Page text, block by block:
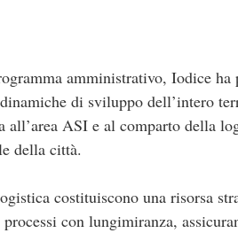
amministrativo, Iodice ha
di sviluppo dell’intero
all’area ASI e al comparto della
della città.
costituiscono una risorsa
con lungimiranza,